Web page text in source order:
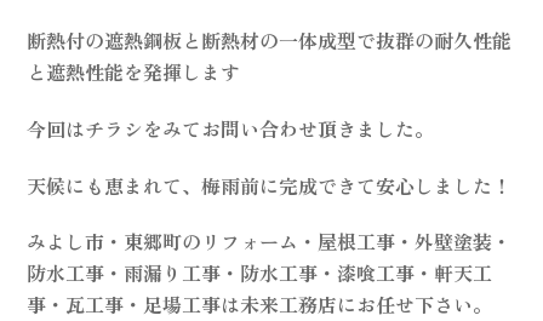
断熱付の遮熱鋼板と断熱材の一体成型で抜群の耐久性能
と遮熱性能を発揮します
今回はチラシをみてお問い合わせ頂きました。
天候にも恵まれて、梅雨前に完成できて安心しました！
みよし市・東郷町のリフォーム・屋根工事・外壁塗装・
防水工事・雨漏り工事・防水工事・漆喰工事・軒天工
事・瓦工事・足場工事は未来工務店にお任せ下さい。